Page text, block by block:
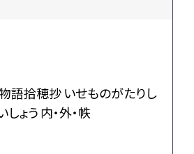
語拾穂抄 いせものがたりし
しょう 内・外・帙